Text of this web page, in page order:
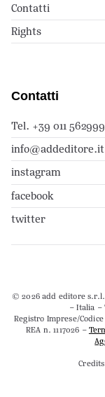
Contatti
Rights
Contatti
Tel. +39 011
info@addeditore.it
instagram
facebook
twitter
© 2026 add editore s.r.l.
– Italia –
Registro Imprese/
REA n. 1117026 –